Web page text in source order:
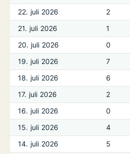
22. juli 2026
2
21. juli 2026
1
20. juli 2026
0
19. juli 2026
7
18. juli 2026
6
17. juli 2026
2
16. juli 2026
0
15. juli 2026
4
14. juli 2026
5